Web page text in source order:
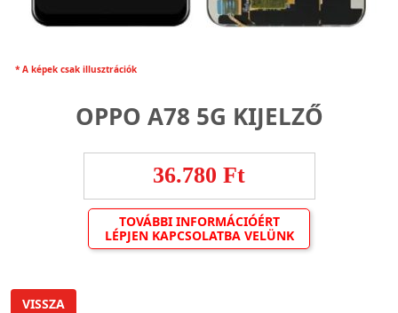
* A képek csak illusztrációk
OPPO A78 5G KIJELZŐ
36.780 Ft
TOVÁBBI INFORMÁCIÓÉRT
LÉPJEN KAPCSOLATBA VELÜNK
VISSZA